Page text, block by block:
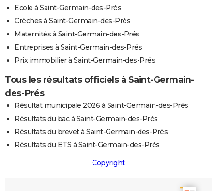
Ecole à Saint-Germain-des-Prés
Crèches à Saint-Germain-des-Prés
Maternités à Saint-Germain-des-Prés
Entreprises à Saint-Germain-des-Prés
Prix immobilier à Saint-Germain-des-Prés
Tous les résultats officiels à Saint-Germain-
des-Prés
Résultat municipale 2026 à Saint-Germain-des-Prés
Résultats du bac à Saint-Germain-des-Prés
Résultats du brevet à Saint-Germain-des-Prés
Résultats du BTS à Saint-Germain-des-Prés
Copyright